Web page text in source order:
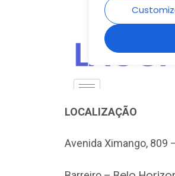
LOCALIZAÇÃO
Avenida Ximango, 809